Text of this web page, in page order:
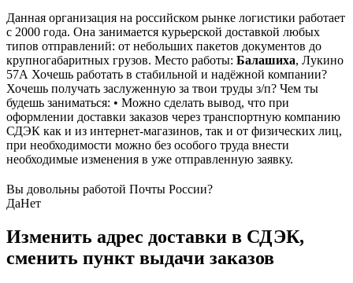
Данная организация на российском рынке логистики работает
с 2000 года. Она занимается курьерской доставкой любых
типов отправлений: от небольших пакетов документов до
крупногабаритных грузов. Место работы: Балашиха, Лукино
57А Хочешь работать в стабильной и надёжной компании?
Хочешь получать заслуженную за твои труды з/п? Чем ты
будешь заниматься: • Можно сделать вывод, что при
оформлении доставки заказов через транспортную компанию
СДЭК как и из интернет-магазинов, так и от физических лиц,
при необходимости можно без особого труда внести
необходимые изменения в уже отправленную заявку.
Вы довольны работой Почты России?
ДаНет
Изменить адрес доставки в СДЭК,
сменить пункт выдачи заказов